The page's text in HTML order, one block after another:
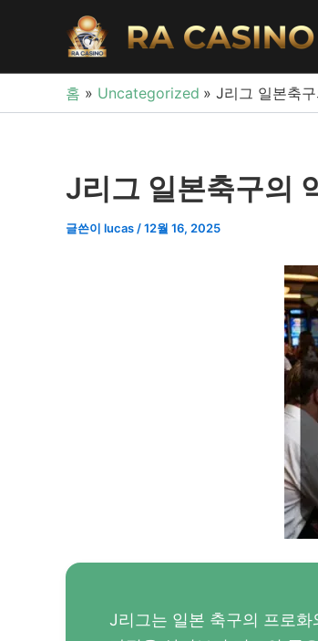
로
홈 Uncategorized J리그 일본축
J리그 일본축구의
글쓴이 lucas /12월 16, 2025
J리그는 일본 축구의 프로